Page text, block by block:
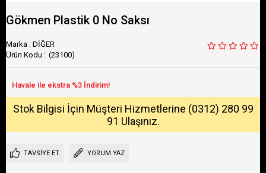
Gökmen Plastik 0 No Saksı
Marka : DİĞER
(23100)
Stok Bilgisi İçin Müşteri Hizmetlerine (0312) 280 99
91 Ulaşınız.
TAVSIYE ET YORUM YAZ